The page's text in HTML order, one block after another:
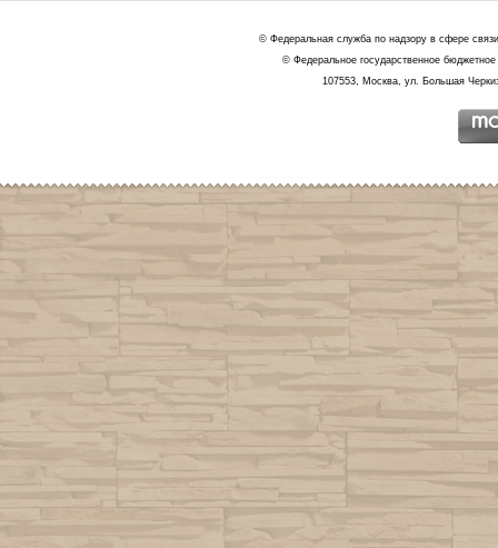
© Федеральная служба по надзору в сфере
© Федеральное государственное
107553, Москва, ул. Большая